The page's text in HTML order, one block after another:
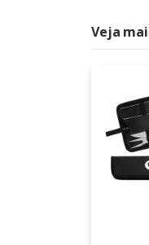
Veja